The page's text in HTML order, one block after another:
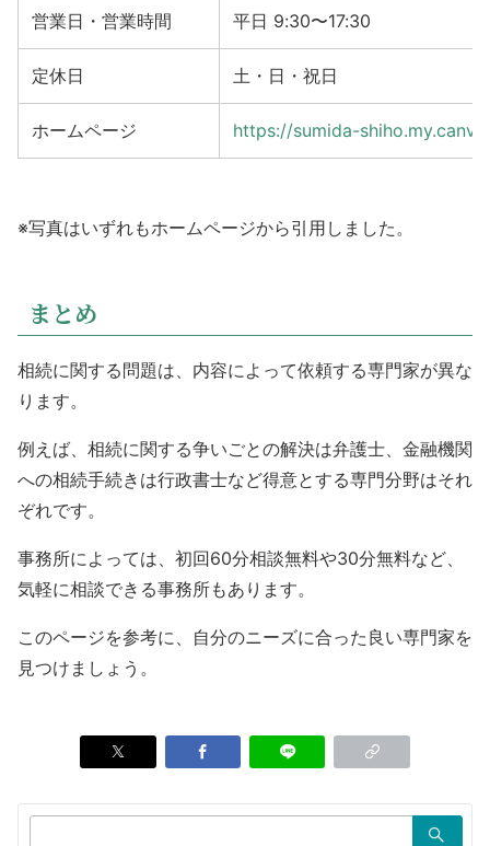
営業日・営業時間 平日 9:30〜17:30
定休日 土・日・祝日
ホームページ https://sumida-
※写真はいずれもホームページから引用しました。
まとめ
相続に関する問題は、内容によって依頼する専門家が異な
ります。
例えば、相続に関する争いごとの解決は弁護士、金融機関
への相続手続きは行政書士など得意とする専門分野はそれ
ぞれです。
事務所によっては、初回60分相談無料や30分無料など、
気軽に相談できる事務所もあります。
このページを参考に、自分のニーズに合った良い専門家を
見つけましょう。